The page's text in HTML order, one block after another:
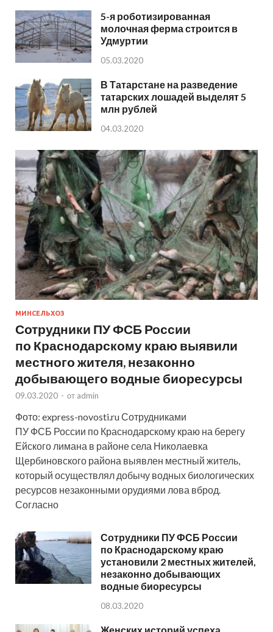
5-я роботизированная
молочная ферма строится в
Удмуртии
05.03.2020
В Татарстане на разведение
татарских лошадей выделят 5
млн рублей
04.03.2020
МИНСЕЛЬХОЗ
Сотрудники ПУ ФСБ России
по Краснодарскому краю выявили
местного жителя, незаконно
добывающего водные биоресурсы
09.03.2020 - от admin
Фото: express-novosti.ru Сотрудниками
ПУ ФСБ России по Краснодарскому краю на берегу
Ейского лимана в районе села Николаевка
Щербиновского района выявлен местный житель,
который осуществлял добычу водных биологических
ресурсов незаконными орудиями лова вброд.
Согласно
Сотрудники ПУ ФСБ России
по Краснодарскому краю
установили 2 местных жителей,
незаконно добывающих
водные биоресурсы
08.03.2020